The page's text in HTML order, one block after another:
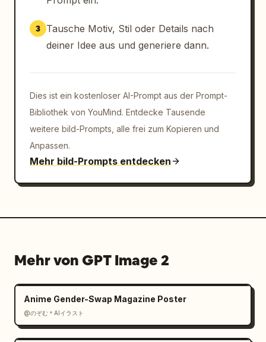
begrenzt auf Creme, Marineblau, sanftes Gold,
mit einer klaren, aber malerischen
Illustration, präziser dekorativer Typografie
Literatur mit Weltraumforschung verbindet.
3
Tausche Motiv, Stil oder Details nach
deiner Idee aus und generiere dann.
Dies ist ein kostenloser AI-Prompt aus der Prompt-
Bibliothek von YouMind. Entdecke Tausende
weitere bild-Prompts, alle frei zum Kopieren und
Anpassen.
Mehr bild-Prompts entdecken
Mehr von GPT Image 2
Anime Gender-Swap Magazine Poster
@のぞむ＊AIイラスト